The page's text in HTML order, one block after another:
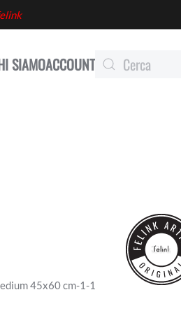
SIAMOACCOUNT
45x60 cm-1-1